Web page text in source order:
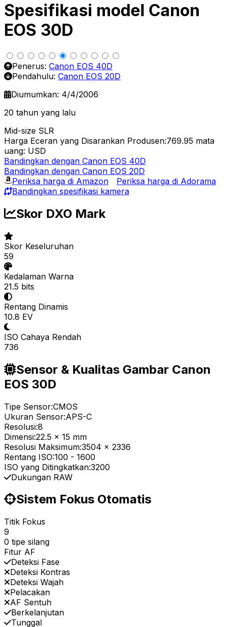
Spesifikasi model Canon
EOS 30D
Penerus: Canon EOS 40D
Pendahulu: Canon EOS 20D
Diumumkan: 4/4/2006
20 tahun yang lalu
Mid-size SLR
Harga Eceran yang Disarankan Produsen:769.95 mata
uang: USD
Bandingkan dengan Canon EOS 40D
Bandingkan dengan Canon EOS 20D
Periksa harga di Amazon
Periksa harga di Adorama
Bandingkan spesifikasi kamera
Skor DXO Mark
Skor Keseluruhan
59
Kedalaman Warna
21.5 bits
Rentang Dinamis
10.8 EV
ISO Cahaya Rendah
736
Sensor & Kualitas Gambar Canon
EOS 30D
Tipe Sensor:CMOS
Ukuran Sensor:APS-C
Resolusi:8
Dimensi:22.5 x 15 mm
Resolusi Maksimum:3504 x 2336
Rentang ISO:100 - 1600
ISO yang Ditingkatkan:3200
Dukungan RAW
Sistem Fokus Otomatis
Titik Fokus
9
0 tipe silang
Fitur AF
Deteksi Fase
Deteksi Kontras
Deteksi Wajah
Pelacakan
AF Sentuh
Berkelanjutan
Tunggal